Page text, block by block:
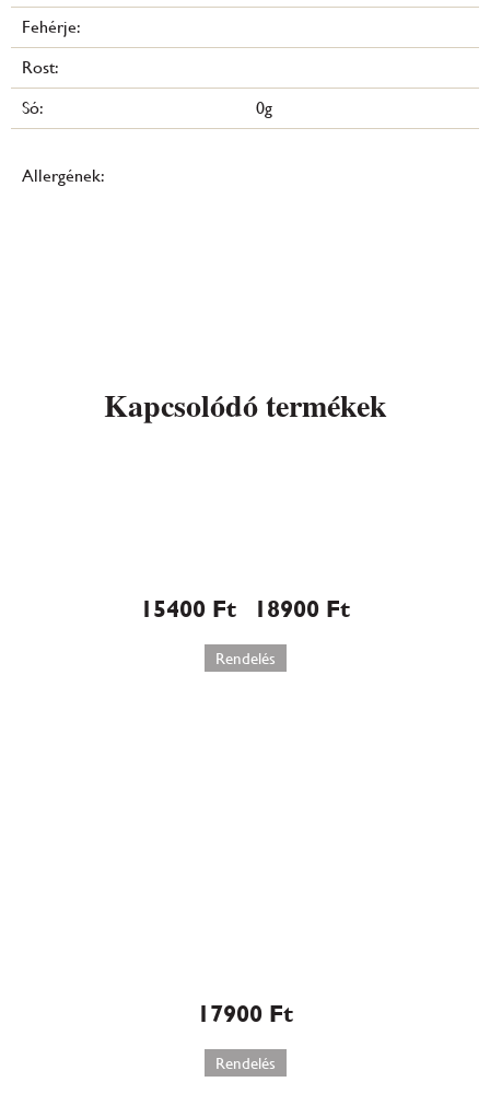
Fehérje:
Rost:
Só:
0g
Allergének:
Kapcsolódó termékek
15400 Ft 18900 Ft
Rendelés
17900 Ft
Rendelés